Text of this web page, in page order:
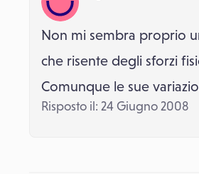
Non mi sembra proprio
che risente degli sforzi
Comunque le sue
Risposto il: 24 Giugno 2008